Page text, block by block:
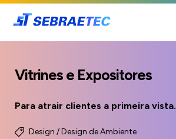
Vitrines e Expositores
Para atrair clientes a primeira vista.
Design / Design de Ambiente